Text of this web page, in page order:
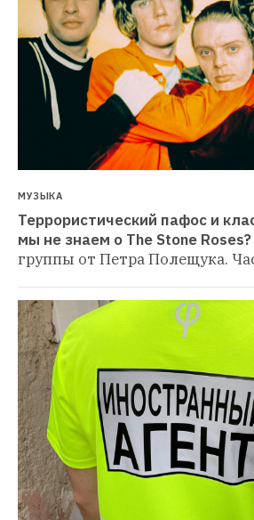
МУЗЫКА
Террористический пафос и
мы не знаем о The Stone Roses?
группы от Петра Полещука.